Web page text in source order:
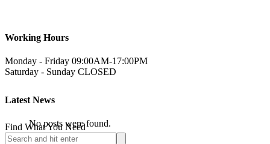
Working Hours
Monday - Friday 09:00AM-17:00PM
Saturday - Sunday CLOSED
Latest News
No posts were found.
Find What You Need